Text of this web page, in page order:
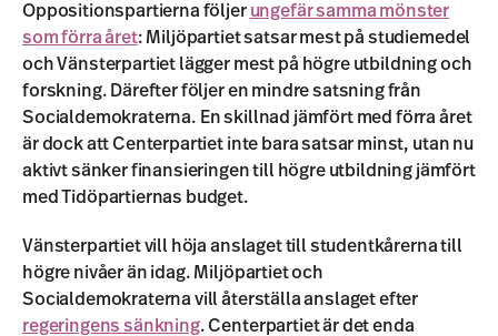
Oppositionspartierna följer ungefär samma mönster
som förra året: Miljöpartiet satsar mest på studiemedel
och Vänsterpartiet lägger mest på högre utbildning och
forskning. Därefter följer en mindre satsning från
Socialdemokraterna. En skillnad jämfört med förra året
är dock att Centerpartiet inte bara satsar minst, utan nu
aktivt sänker finansieringen till högre utbildning jämfört
med Tidöpartiernas budget.
Vänsterpartiet vill höja anslaget till studentkårerna till
högre nivåer än idag. Miljöpartiet och
Socialdemokraterna vill återställa anslaget efter
regeringens sänkning. Centerpartiet är det enda